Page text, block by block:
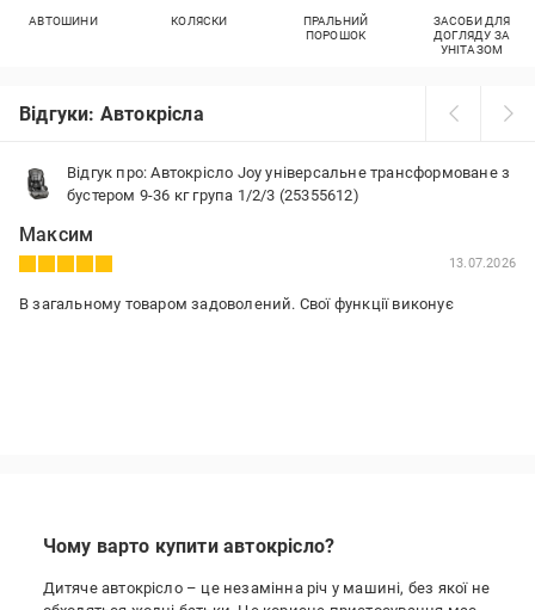
АВТОШИНИ КОЛЯСКИ
ПРАЛЬНИЙ
ПОРОШОК
ЗАСОБИ ДЛЯ
ДОГЛЯДУ ЗА
УНІТАЗОМ
Відгуки: Автокрісла
Відгук про: Автокрісло Joy універсальне трансформоване з
бустером 9-36 кг група 1/2/3 (25355612)
Максим
13.07.2026
В загальному товаром задоволений. Свої функції виконує
Чому варто купити автокрісло?
Дитяче автокрісло – це незамінна річ у машині, без якої не